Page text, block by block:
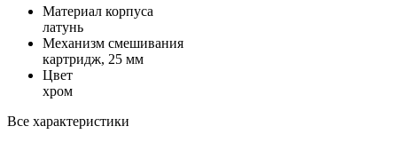
Материал корпуса
латунь
Механизм смешивания
картридж, 25 мм
Цвет
хром
Все характеристики